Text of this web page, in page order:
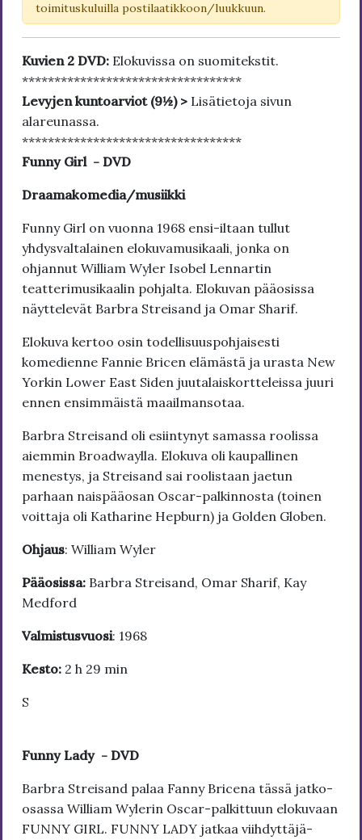
toimituskuluilla postilaatikkoon/luukkuun.
Kuvien 2 DVD: Elokuvissa on suomitekstit.
**********************************
Levyjen kuntoarviot (9½) > Lisätietoja sivun
alareunassa.
**********************************
Funny Girl - DVD
Draamakomedia/musiikki
Funny Girl on vuonna 1968 ensi-iltaan tullut
yhdysvaltalainen elokuvamusikaali, jonka on
ohjannut William Wyler Isobel Lennartin
teatterimusikaalin pohjalta. Elokuvan pääosissa
näyttelevät Barbra Streisand ja Omar Sharif.
Elokuva kertoo osin todellisuuspohjaisesti
komedienne Fannie Bricen elämästä ja urasta New
Yorkin Lower East Siden juutalaiskortteleissa juuri
ennen ensimmäistä maailmansotaa.
Barbra Streisand oli esiintynyt samassa roolissa
aiemmin Broadwaylla. Elokuva oli kaupallinen
menestys, ja Streisand sai roolistaan jaetun
parhaan naispääosan Oscar-palkinnosta (toinen
voittaja oli Katharine Hepburn) ja Golden Globen.
Ohjaus: William Wyler
Pääosissa: Barbra Streisand, Omar Sharif, Kay
Medford
Valmistusvuosi: 1968
Kesto: 2 h 29 min
S
Funny Lady - DVD
Barbra Streisand palaa Fanny Bricena tässä jatko-
osassa William Wylerin Oscar-palkittuun elokuvaan
FUNNY GIRL. FUNNY LADY jatkaa viihdyttäjä-